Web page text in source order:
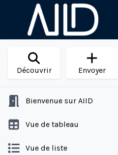
Découvrir Envoyer
Bienvenue sur AIID
Vue de tableau
Vue de liste